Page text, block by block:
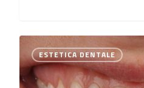
ESTETICA DENTALE